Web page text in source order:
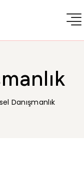
Danışmanlık